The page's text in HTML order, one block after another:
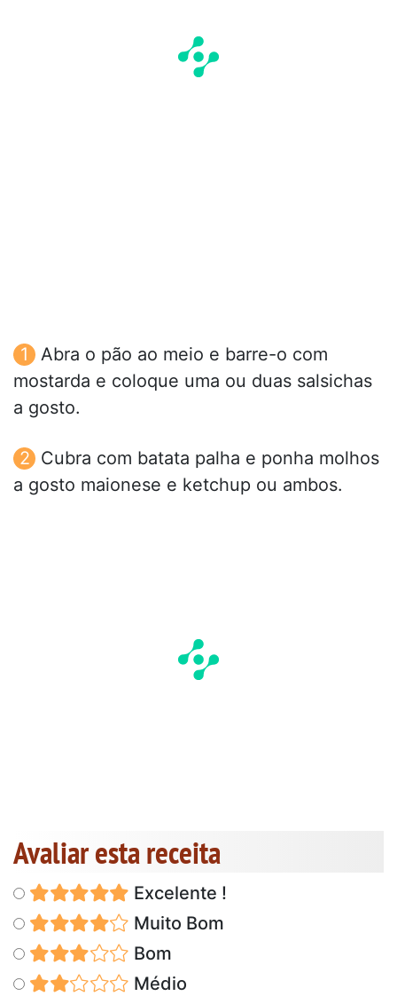
Abra o pão ao meio e barre-o com
mostarda e coloque uma ou duas salsichas
a gosto.
Cubra com batata palha e ponha molhos
a gosto maionese e ketchup ou ambos.
Avaliar esta receita
Excelente !
Muito Bom
Bom
Médio